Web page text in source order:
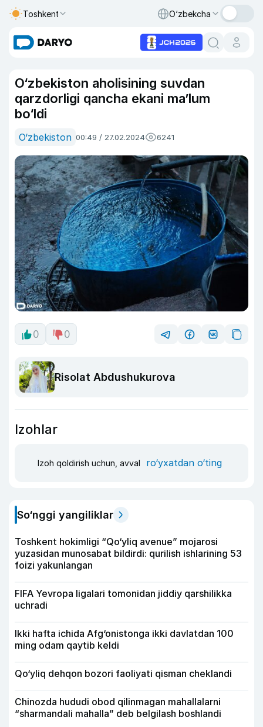
Toshkent O‘zbekcha
O‘zbekiston aholisining suvdan
qarzdorligi qancha ekani ma’lum
bo‘ldi
O‘zbekiston 00:49 / 27.02.2024 6241
0 0
Risolat Abdushukurova
Izohlar
Izoh qoldirish uchun, avval ro‘yxatdan o‘ting
So‘nggi yangiliklar
Toshkent hokimligi “Qo‘yliq avenue” mojarosi
yuzasidan munosabat bildirdi: qurilish ishlarining 53
foizi yakunlangan
FIFA Yevropa ligalari tomonidan jiddiy qarshilikka
uchradi
Ikki hafta ichida Afg‘onistonga ikki davlatdan 100
ming odam qaytib keldi
Qo‘yliq dehqon bozori faoliyati qisman cheklandi
Chinozda hududi obod qilinmagan mahallalarni
“sharmandali mahalla” deb belgilash boshlandi